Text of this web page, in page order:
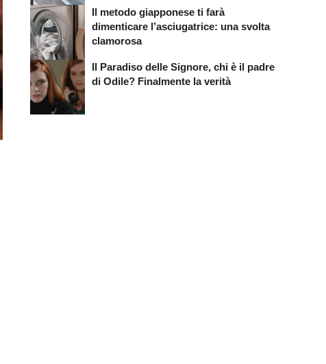
Il metodo giapponese ti farà
dimenticare l’asciugatrice: una svolta
clamorosa
Il Paradiso delle Signore, chi è il padre
di Odile? Finalmente la verità